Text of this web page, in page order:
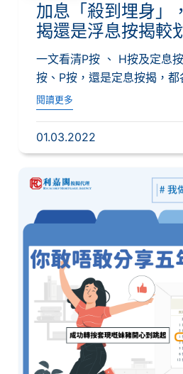
加息「殺到埋身」
揭還是浮息按揭較
一文看清P按 、 H按及定息
按、P按，還是定息按揭，
資金...
閱讀更多
01.03.2022